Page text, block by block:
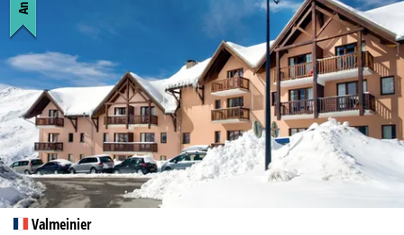
Valmeinier